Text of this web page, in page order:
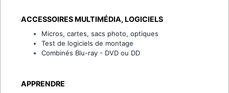
ACCESSOIRES MULTIMÉDIA, LOGICIELS
Micros, cartes, sacs photo, optiques
Test de logiciels de montage
Combinés Blu-ray - DVD ou DD
APPRENDRE